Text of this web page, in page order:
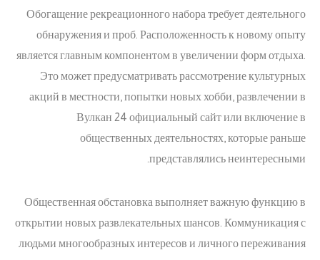
Обогащение рекреационного набора требует деятельного
обнаружения и проб. Расположенность к новому опыту
является главным компонентом в увеличении форм отдыха.
Это может предусматривать рассмотрение культурных
акций в местности, попытки новых хобби, развлечении в
Вулкан 24 официальный сайт или включение в
общественных деятельностях, которые раньше
представлялись неинтересными.
Общественная обстановка выполняет важную функцию в
открытии новых развлекательных шансов. Коммуникация с
людьми многообразных интересов и личного переживания